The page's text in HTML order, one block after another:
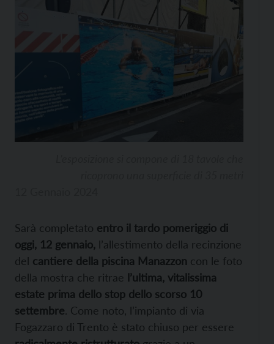
Sarà completato entro il tardo pomeriggio di
oggi, 12 gennaio, l’allestimento della recinzione
del cantiere della piscina Manazzon con le foto
della mostra che ritrae l’ultima, vitalissima
estate prima dello stop dello scorso 10
settembre. Come noto, l’impianto di via
Fogazzaro di Trento è stato chiuso per essere